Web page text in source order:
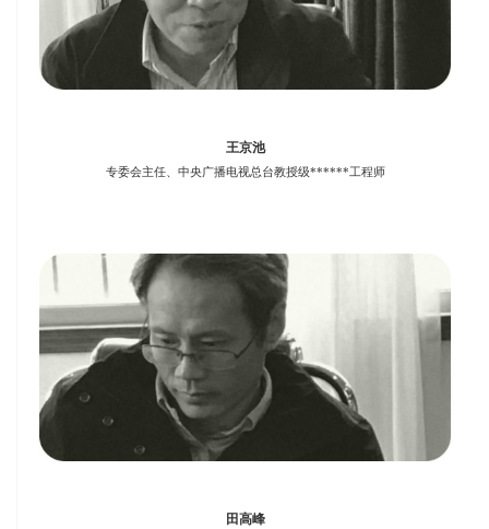
王京池
专委会主任、中央广播电视总台教授级******工程师
田高峰